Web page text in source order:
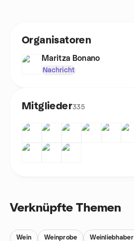
Organisatoren
Maritza Bonano
Nachricht
Mitglieder335
Verknüpfte Themen
Wein Weinprobe Weinliebhaber